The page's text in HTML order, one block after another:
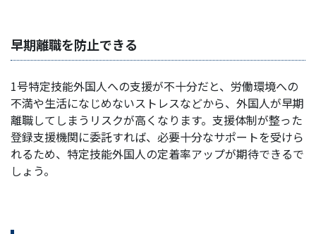
早期離職を防止できる
1号特定技能外国人への支援が不十分だと、労働環境への
不満や生活になじめないストレスなどから、外国人が早期
離職してしまうリスクが高くなります。支援体制が整った
登録支援機関に委託すれば、必要十分なサポートを受けら
れるため、特定技能外国人の定着率アップが期待できるで
しょう。